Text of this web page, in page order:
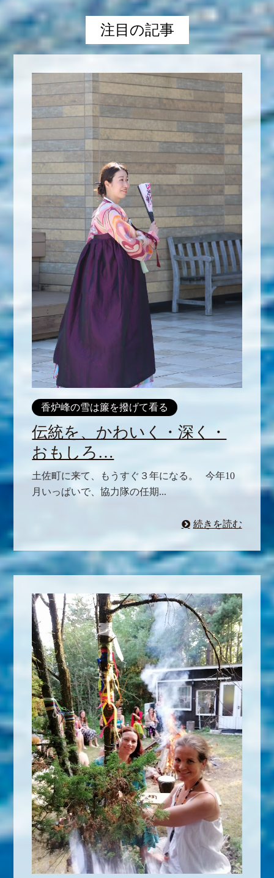
注目の記事
香炉峰の雪は簾を撥げて看る
伝統を、かわいく・深く・
おもしろ…
土佐町に来て、もうすぐ３年になる。 今年10
月いっぱいで、協力隊の任期...
続きを読む